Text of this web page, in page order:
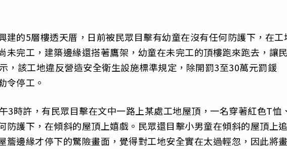
建的5層樓透天厝，日前被民眾目擊有幼童在沒有任何防護下，在工
未完工，建築邊緣還搭著鷹架，幼童在未完工的頂樓跑來跑去，讓
，該工地違反營造安全衛生設施標準規定，除開罰3至30萬元罰鍰
令停工。
3時許，有民眾目擊在文中一路上某處工地屋頂，一名穿著紅色T恤
防護下，在傾斜的屋頂上嬉戲。民眾還目擊小男童在傾斜的屋頂上
簷邊緣才停下的驚險畫面，覺得對工地安全實在太過輕忽，因此將